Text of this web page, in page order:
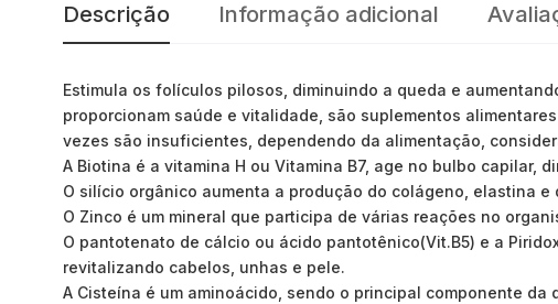
Descrição Informação adicional
Estimula os folículos pilosos, diminuindo a queda e
proporcionam saúde e vitalidade, são suplementos
vezes são insuficientes, dependendo da alimentação,
A Biotina é a vitamina H ou Vitamina B7, age no bulbo capilar,
O silício orgânico aumenta a produção do colágeno, elastina
O Zinco é um mineral que participa de várias reações no
O pantotenato de cálcio ou ácido pantotênico(Vit.B5) e a
revitalizando cabelos, unhas e pele.
A Cisteína é um aminoácido, sendo o principal componente